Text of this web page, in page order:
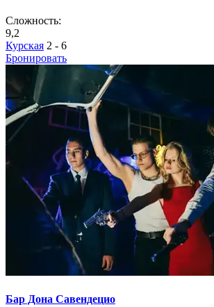
Сложность:
9,2
Курская 2 - 6
Бронировать
Бар Дона Савендецио